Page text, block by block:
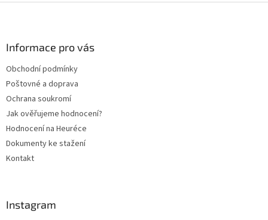
Informace pro vás
Obchodní podmínky
Poštovné a doprava
Ochrana soukromí
Jak ověřujeme hodnocení?
Hodnocení na Heuréce
Dokumenty ke stažení
Kontakt
Instagram